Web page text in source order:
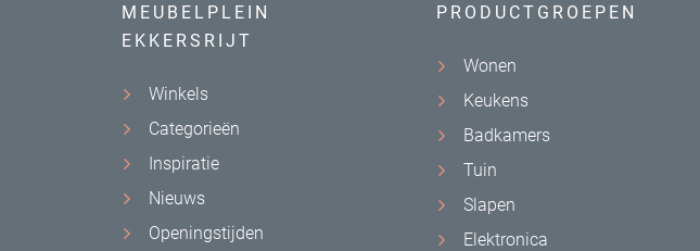
MEUBELPLEIN
EKKERSRIJT
Winkels
Categorieën
Inspiratie
Nieuws
Openingstijden
PRODUCTGROEPEN
Wonen
Keukens
Badkamers
Tuin
Slapen
Elektronica